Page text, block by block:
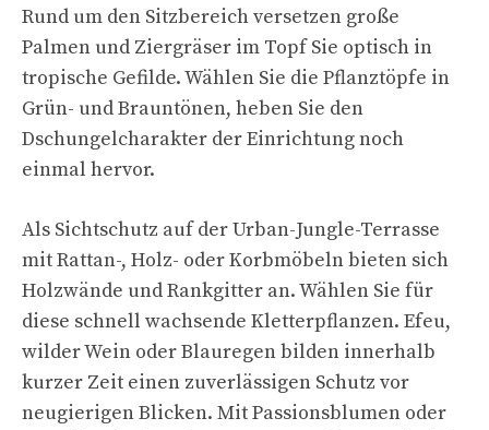
Rund um den Sitzbereich versetzen große
Palmen und Ziergräser im Topf Sie optisch in
tropische Gefilde. Wählen Sie die Pflanztöpfe in
Grün- und Brauntönen, heben Sie den
Dschungelcharakter der Einrichtung noch
einmal hervor.
Als Sichtschutz auf der Urban-Jungle-Terrasse
mit Rattan-, Holz- oder Korbmöbeln bieten sich
Holzwände und Rankgitter an. Wählen Sie für
diese schnell wachsende Kletterpflanzen. Efeu,
wilder Wein oder Blauregen bilden innerhalb
kurzer Zeit einen zuverlässigen Schutz vor
neugierigen Blicken. Mit Passionsblumen oder